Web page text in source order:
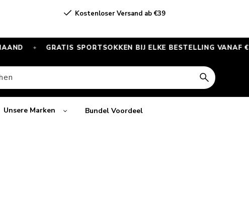
Kostenloser Versand ab €39
✦ GRATIS SPORTSOKKEN BIJ ELKE BESTELLING VANAF €55 ✦
Unsere Marken Bundel Voordeel